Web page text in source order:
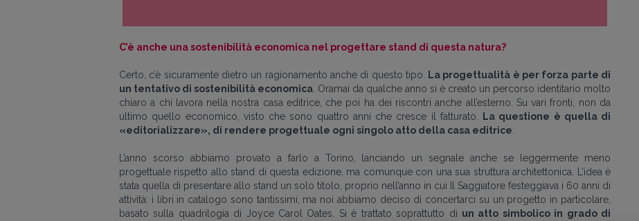
C’è anche una sostenibilità economica nel progettare stand di questa natura?
Certo, c’è sicuramente dietro un ragionamento anche di questo tipo.
La progettualità è per forza parte di
un tentativo di sostenibilità economica . Oramai da qualche anno si è creato un percorso identitario molto
chiaro a chi lavora nella nostra casa editrice, che poi ha dei riscontri anche all’esterno. Su vari fronti, non da
ultimo quello economico, visto che sono quattro anni che cresce il fatturato.
La questione è quella di
«editorializzare», di rendere progettuale ogni singolo atto della casa editrice
L’anno scorso abbiamo provato a farlo a Torino, lanciando un segnale anche se leggermente meno
progettuale rispetto allo stand di questa edizione, ma comunque con una sua struttura architettonica. L’idea è
stata quella di presentare allo stand un solo titolo, proprio nell’anno in cui Il Saggiatore festeggiava i 60 anni di
attività: i libri in catalogo sono tantissimi, ma noi abbiamo deciso di concertarci su un progetto in particolare,
basato sulla quadrilogia di Joyce Carol Oates. Si è trattato soprattutto di un atto simbolico in grado di